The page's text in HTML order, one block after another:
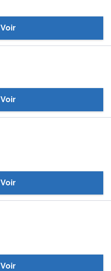
Voir
Voir
Voir
Voir